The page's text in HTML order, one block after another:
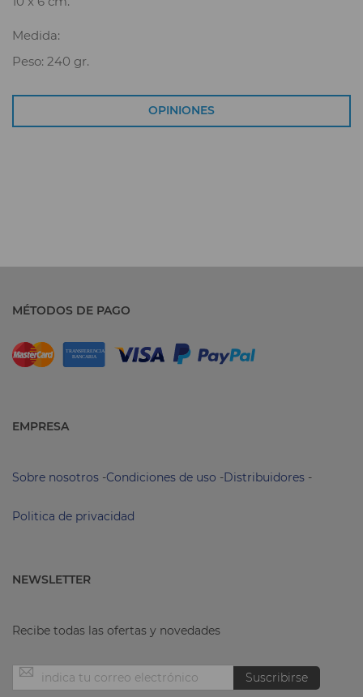
Medida:
Peso: 240 gr.
OPINIONES
MÉTODOS DE PAGO
EMPRESA
Sobre nosotros -Condiciones de uso -Distribuidores -
Politica de privacidad
NEWSLETTER
Recibe todas las ofertas y novedades
Inscríbase Suscribirse